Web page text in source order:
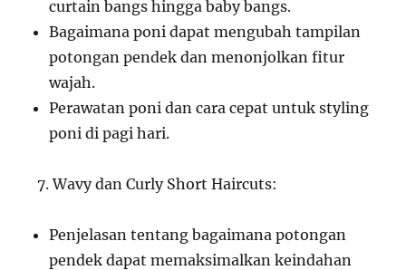
curtain bangs hingga baby bangs.
Bagaimana poni dapat mengubah tampilan
potongan pendek dan menonjolkan fitur
wajah.
Perawatan poni dan cara cepat untuk styling
poni di pagi hari.
Wavy dan Curly Short Haircuts:
Penjelasan tentang bagaimana potongan
pendek dapat memaksimalkan keindahan